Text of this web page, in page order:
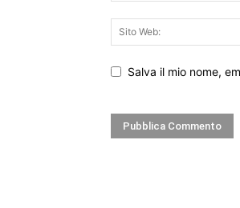
Salva il mio nome,